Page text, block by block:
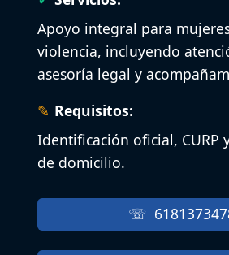
Apoyo integral para
violencia, incluyendo
asesoría legal y
Requisitos:
Identificación oficial, CURP
de domicilio.